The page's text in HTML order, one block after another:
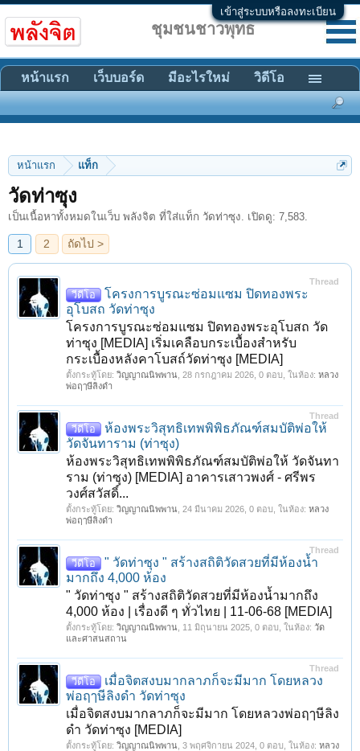
เข้าสู่ระบบหรือลงทะเบียน
หน้าแรก แท็ก
วัดท่าซุง
เป็นเนื้อหาทั้งหมดในเว็บ พลังจิต ที่ใส่แท็ก วัดท่าซุง. เปิดดู: 7,583.
1 2 ถัดไป >
Thread
วีดีโอ
โครงการบูรณะซ่อมแซม ปิดทองพระ
อุโบสถ วัดท่าซุง
โครงการบูรณะซ่อมแซม ปิดทองพระอุโบสถ วัด
ท่าซุง [MEDIA] เริ่มเคลือบกระเบื้องสำหรับ
กระเบื้องหลังคาโบสถ์วัดท่าซุง [MEDIA]
ตั้งกระทู้โดย: วิญญาณนิพพาน 28 กรกฎาคม 2026 , 0 ตอบ, ในห้อง: หลวง
พ่อฤๅษีลิงดำ
Thread
วีดีโอ
ห้องพระวิสุทธิเทพพิพิธภัณฑ์สมบัติพ่อให้
วัดจันทาราม (ท่าซุง)
ห้องพระวิสุทธิเทพพิพิธภัณฑ์สมบัติพ่อให้ วัดจันทา
ราม (ท่าซุง) [MEDIA] อาคารเสาวพงศ์ - ศรีพร
วงศ์สวัสดิ์...
ตั้งกระทู้โดย: วิญญาณนิพพาน 24 มีนาคม 2026 , 0 ตอบ, ในห้อง: หลวง
พ่อฤๅษีลิงดำ
Thread
วีดีโอ
" วัดท่าซุง " สร้างสถิติวัดสวยที่มีห้องน้ำ
มากถึง 4,000 ห้อง
" วัดท่าซุง " สร้างสถิติวัดสวยที่มีห้องน้ำมากถึง
4,000 ห้อง | เรื่องดี ๆ ทั่วไทย | 11-06-68 [MEDIA]
ตั้งกระทู้โดย: วิญญาณนิพพาน 11 มิถุนายน 2025 , 0 ตอบ, ในห้อง: วัด
และศาสนสถาน
Thread
วีดีโอ
เมื่อจิตสงบมากลาภก็จะมีมาก โดยหลวง
พ่อฤๅษีลิงดำ วัดท่าซุง
เมื่อจิตสงบมากลาภก็จะมีมาก โดยหลวงพ่อฤๅษีลิง
ดำ วัดท่าซุง [MEDIA]
ตั้งกระทู้โดย: วิญญาณนิพพาน 3 พฤศจิกายน 2024 , 0 ตอบ, ในห้อง: หลวง
ชุมชนชาวพุทธ
หน้าแรก เว็บบอร์ด มีอะไรใหม่ วิดีโอ